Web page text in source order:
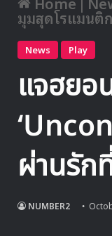
มุมสุดโรแมนติ
News Play
แจฮยอ
ผ่านรัก
NUMBER2